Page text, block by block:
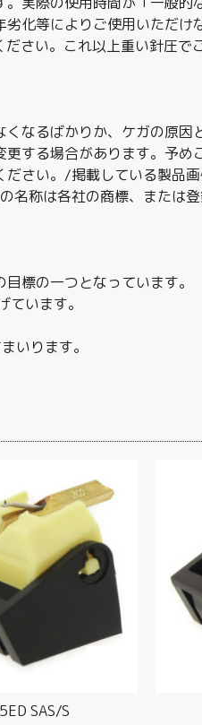
化等によりご使用いただけ
さい。これ以上重い針圧
なるばかりか、ケガの原
する場合があります。予
さい。/掲載している製品
称は各社の商標、または登
標の一つとなっています。
います。
いります。
SAS/S